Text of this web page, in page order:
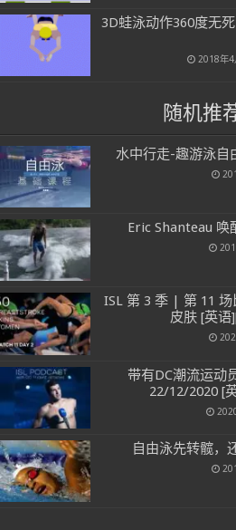
3D蛙泳动作360度无
2018年4
随机推
水中行走-趣游泳自
Eric Shanteau 唤
ISL 第 3 季 | 第 11
皮肤 [英语
带有DC潮流运动
22/12/2020 [
自由泳先转髋，